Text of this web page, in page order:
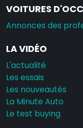
VOITURES
Annonces des
LA VIDÉO
L'actualité
Les essais
Les nouveautés
La Minute Auto
Le test buying